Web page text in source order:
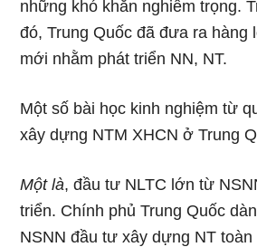
những khó khăn nghiêm trọng.
đó, Trung Quốc đã đưa ra hàng
mới nhằm phát triển NN, NT.
Một số bài học kinh nghiệm từ
xây dựng NTM XHCN ở Trung
Một là, đầu tư NLTC lớn từ
triển. Chính phủ Trung Quốc
NSNN đầu tư xây dựng NT